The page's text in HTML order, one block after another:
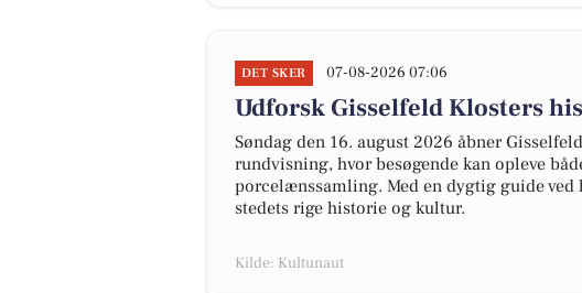
DET SKER 07-08-2026 07:06
Udforsk Gisselfeld Klosters
Søndag den 16. august 2026 åbner
rundvisning, hvor besøgende kan opleve
porcelænssamling. Med en dygtig guide
stedets rige historie og kultur.
Kilde: Kultunaut